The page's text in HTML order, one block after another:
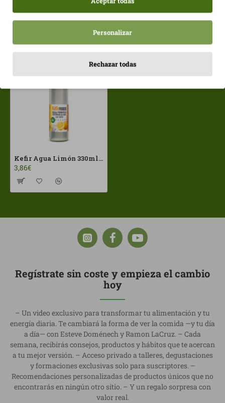
Vistos recientemente Más vistos
Kefir Agua Limón 330ml KéfirFoods ECO
3,86€
Regístrate sin coste y empieza el cambio
hoy
– Un video exclusivo para transformar tu alimentación y tu
energía diaria. Te cambiará la forma de ver la comida —y tu día
a día— con Esteve Doménech y Ramon LaCruz. – Cada
semana, recibirás consejos, productos y hábitos que te acercan
a tu mejor versión. – Acceso privado a talleres, degustaciones
y formaciones exclusivas solo para suscriptores. –
Recomendaciones personalizadas de productos únicos que no
encontrarás en ningún otro sitio. – Y un regalo sorpresa con
valor real.
Personalizar
Rechazar todas